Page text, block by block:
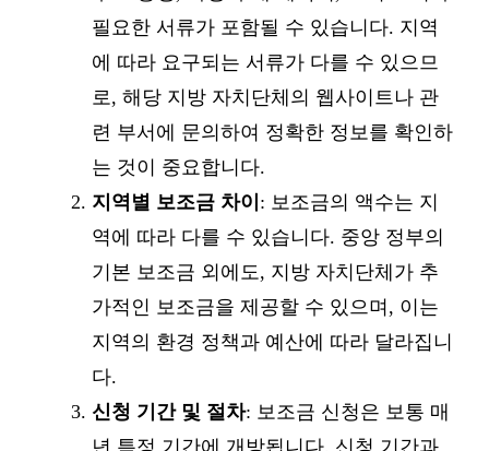
필요한 서류가 포함될 수 있습니다. 지역
에 따라 요구되는 서류가 다를 수 있으므
로, 해당 지방 자치단체의 웹사이트나 관
련 부서에 문의하여 정확한 정보를 확인하
는 것이 중요합니다.
지역별 보조금 차이 : 보조금의 액수는 지
역에 따라 다를 수 있습니다. 중앙 정부의
기본 보조금 외에도, 지방 자치단체가 추
가적인 보조금을 제공할 수 있으며, 이는
지역의 환경 정책과 예산에 따라 달라집니
다.
신청 기간 및 절차: 보조금 신청은 보통 매
년 특정 기간에 개방됩니다. 신청 기간과